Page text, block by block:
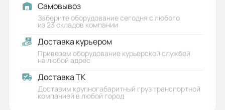
Самовывоз
Заберите оборудование сегодня с любого
из 23 складов компании
Доставка курьером
Привезем оборудование курьерской службой
на любой адрес
Доставка ТК
Доставим крупногабаритный груз транспортной
компанией в любой город